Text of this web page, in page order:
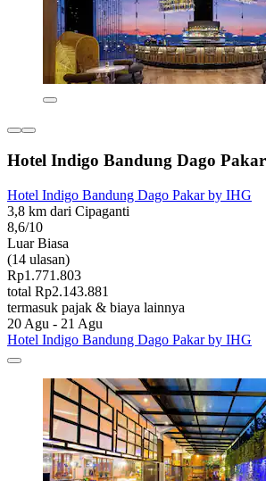
Hotel Indigo Bandung Dago
Hotel Indigo Bandung Dago Pakar by IHG
3,8 km dari Cipaganti
8,6/10
Luar Biasa
(14 ulasan)
Rp1.771.803
total Rp2.143.881
termasuk pajak & biaya lainnya
20 Agu - 21 Agu
Hotel Indigo Bandung Dago Pakar by IHG